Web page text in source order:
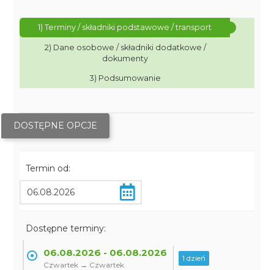
1) Terminy / składniki podstawowe / transport
2) Dane osobowe / składniki dodatkowe /
dokumenty
3) Podsumowanie
DOSTĘPNE OPCJE
Termin od:
Dostępne terminy:
06.08.2026 - 06.08.2026
Czwartek → Czwartek
1 dzień